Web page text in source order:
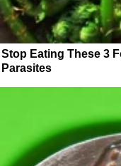
Stop Eating These 3
Parasites